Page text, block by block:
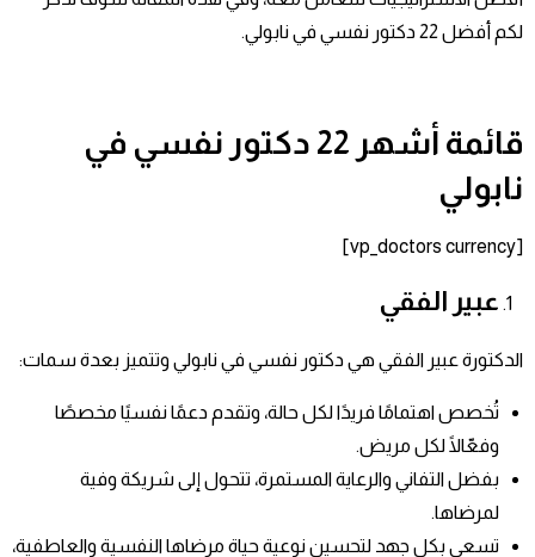
لكم أفضل 22 دكتور نفسي في نابولي.
قائمة
أشهر 22 دكتور نفسي في
نابولي
[vp_doctors currency]
عبير الفقي
الدكتورة عبير الفقي هي دكتور نفسي في نابولي وتتميز بعدة سمات:
تُخصص اهتمامًا فريدًا لكل حالة، وتقدم دعمًا نفسيًا مخصصًا
وفعّالًا لكل مريض.
بفضل التفاني والرعاية المستمرة، تتحول إلى شريكة وفية
لمرضاها.
تسعى بكل جهد لتحسين نوعية حياة مرضاها النفسية والعاطفية،